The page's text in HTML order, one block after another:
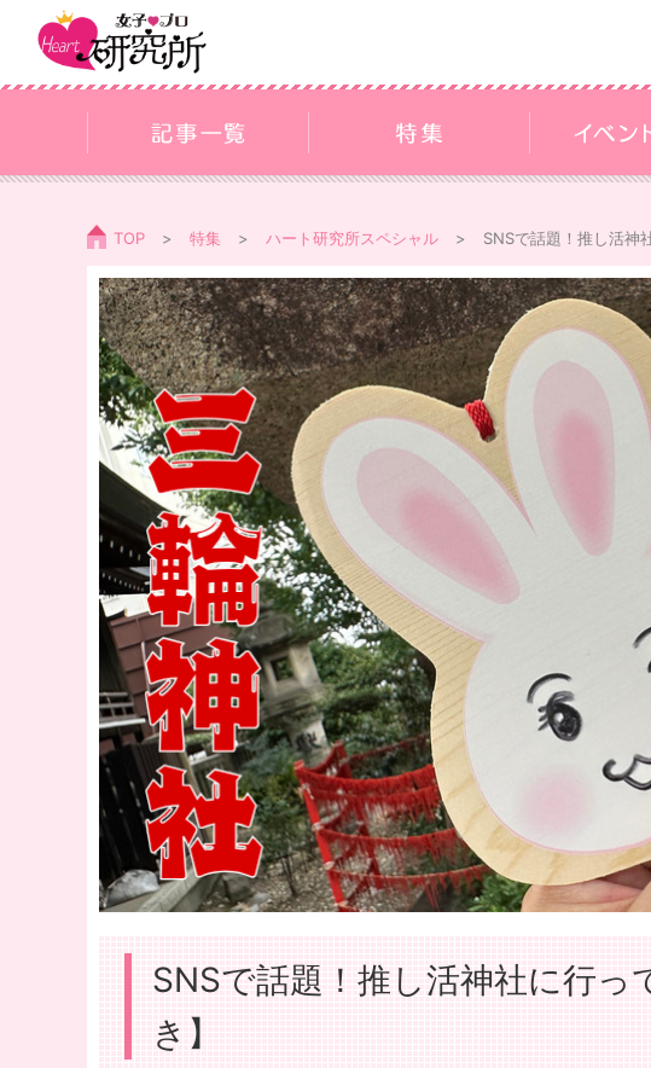
TOP 特集 ハート研究所スペシャル SNSで話題！推し活神
SNSで話題！推し活神社に行
き】